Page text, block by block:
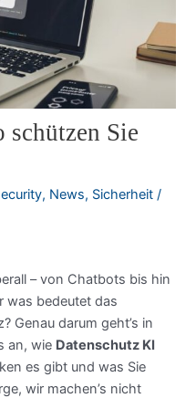
schützen Sie
, News, Sicherheit /
– von Chatbots bis hin
was bedeutet das
Genau darum geht’s in
an, wie Datenschutz KI
es gibt und was Sie
wir machen’s nicht